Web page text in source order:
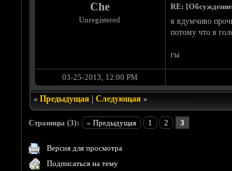
Che
Unregistered
RE:
я вдумчиво
потому что в
гы
03-25-2013, 12:00 PM
« Предыдущая| Следующая»
Страницы (3): « Предыдущая 1 2 3
Версия для просмотра
Подписаться на тему